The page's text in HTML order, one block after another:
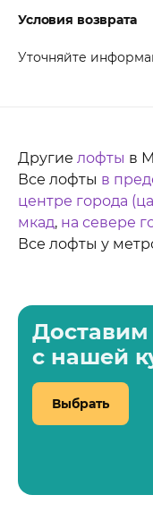
Условия возврата
Уточняйте
Другие лофты в
Все лофты в
центре города
мкад, на севере
Все лофты у
Доставим
с нашей
Выбрать